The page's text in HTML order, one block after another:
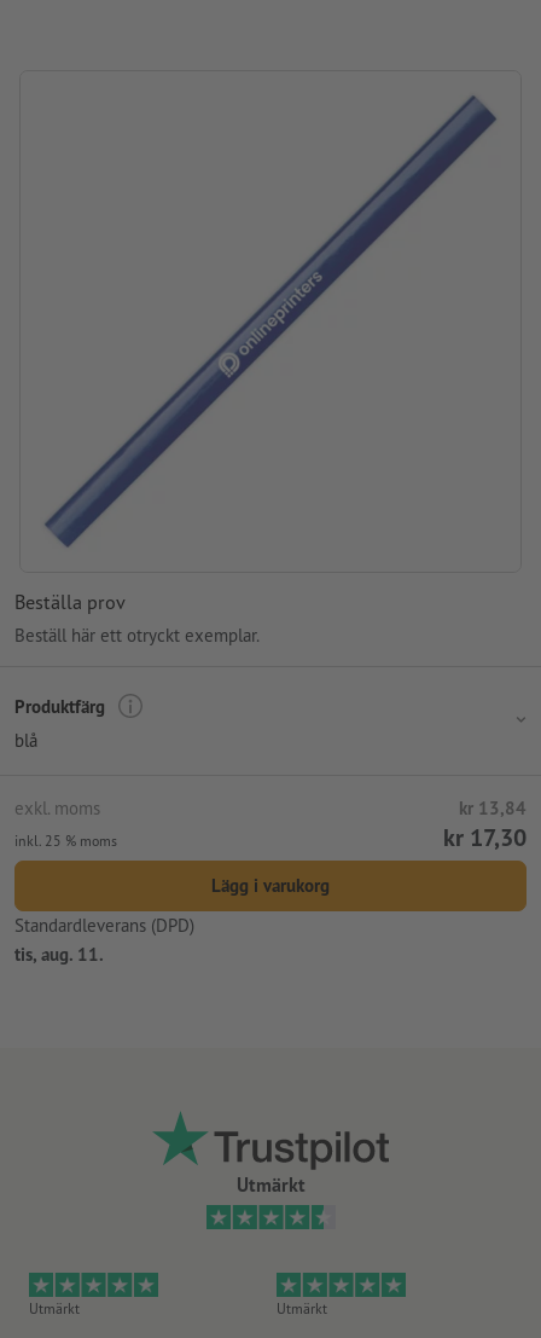
Beställa prov
Beställ här ett otryckt exemplar.
Produktfärg
blå
exkl. moms kr 13,84
inkl. 25 % moms kr 17,30
Lägg i varukorg
Standardleverans (DPD)
tis, aug. 11.
Utmärkt
Utmärkt Utmärkt